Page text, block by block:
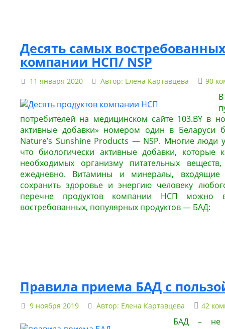
Десять самых
компании НСП/ NSP
11 января 2020 Автор: Елена Картавцева 90
потребителей на медицинском сайте 103.BY в
активные добавки» номером один в Беларуси
Nature’s Sunshine Products — NSP. Многие люди
что биологически активные добавки, которые
необходимых организму питательных
ежедневно. Витамины и минералы,
сохранить здоровье и энергию человеку
перечне продуктов компании НСП можно
востребованных, популярных продуктов — БАД:
Правила приема БАД с
9 ноября 2019 Автор: Елена Картавцева 42
БАД – не